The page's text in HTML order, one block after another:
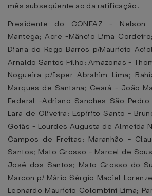
mês subseqüente ao da ratificação.
Presidente do CONFAZ - Nelson
Mantega; Acre -Mâncio Lima
Diana do Rego Barros p/Maurício
Arnaldo Santos Filho; Amazonas -
Nogueira p/Isper Abrahim Lima;
Marques de Santana; Ceará - João
Federal -Adriano Sanches São
Lara de Oliveira; Espírito Santo -
Goiás - Lourdes Augusta de Almeida
Campos de Freitas; Maranhão -
Santos; Mato Grosso - Marcel de
José dos Santos; Mato Grosso do
Marcon p/ Mário Sérgio Maciel
Leonardo Maurício Colombini Lima;